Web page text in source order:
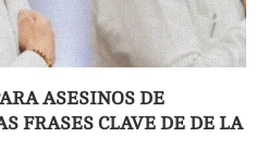
ASESINOS DE
FRASES CLAVE DE DE LA